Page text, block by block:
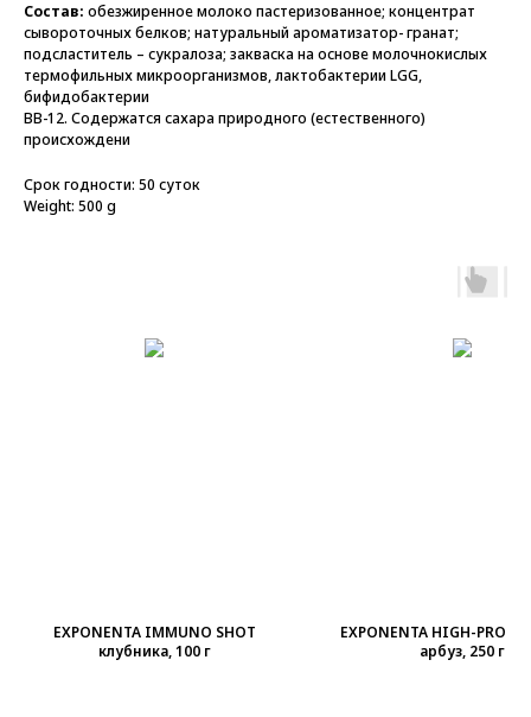
Состав: обезжиренное молоко пастеризованное; концентрат
сывороточных белков; натуральный ароматизатор- гранат;
подсластитель – сукралоза; закваска на основе молочнокислых
термофильных микроорганизмов, лактобактерии LGG,
бифидобактерии
BB-12. Содержатся сахара природного (естественного)
происхождени
Срок годности: 50 суток
Weight: 500 g
EXPONENTA IMMUNO SHOT
клубника, 100 г
EXPONENTA HIGH-PRO
арбуз, 250 г